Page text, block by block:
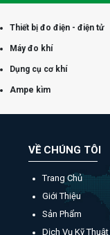
Thiết bị đo điện - điện tử
Máy đo khí
Dụng cụ cơ khí
Ampe kìm
VỀ CHÚNG TÔI
Trang Chủ
Giới Thiệu
Sản Phẩm
Dịch Vụ Kỹ Thuật